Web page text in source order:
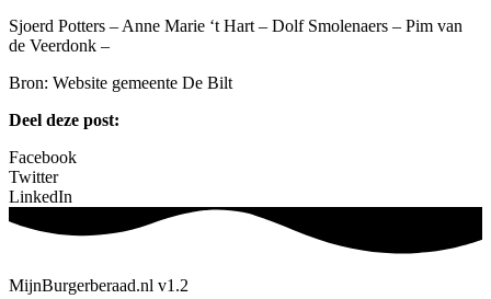
Sjoerd Potters – Anne Marie ‘t Hart – Dolf Smolenaers – Pim van
de Veerdonk –
Bron: Website gemeente De Bilt
Deel deze post:
Facebook
Twitter
LinkedIn
MijnBurgerberaad.nl v1.2